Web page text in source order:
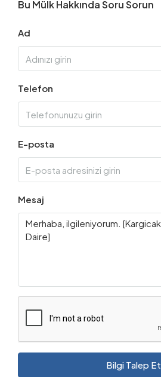
Bu Mülk Hakkında Soru Sorun
Ad
Telefon
E-posta
Mesaj
Bilgi Talep Et